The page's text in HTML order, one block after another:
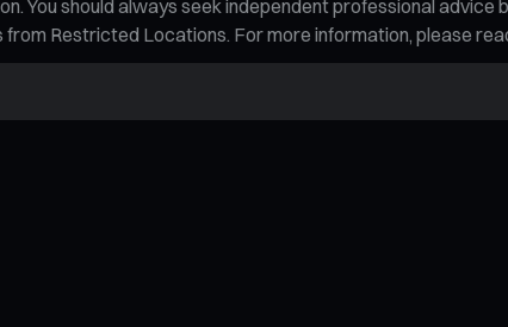
You should always seek independent professional advice
Restricted Locations. For more information, please